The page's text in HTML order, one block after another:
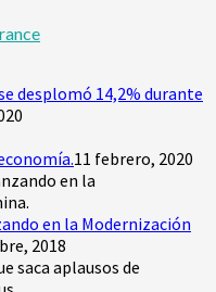
desplomó 14,2% durante
11 febrero, 2020
en la Modernización
2018